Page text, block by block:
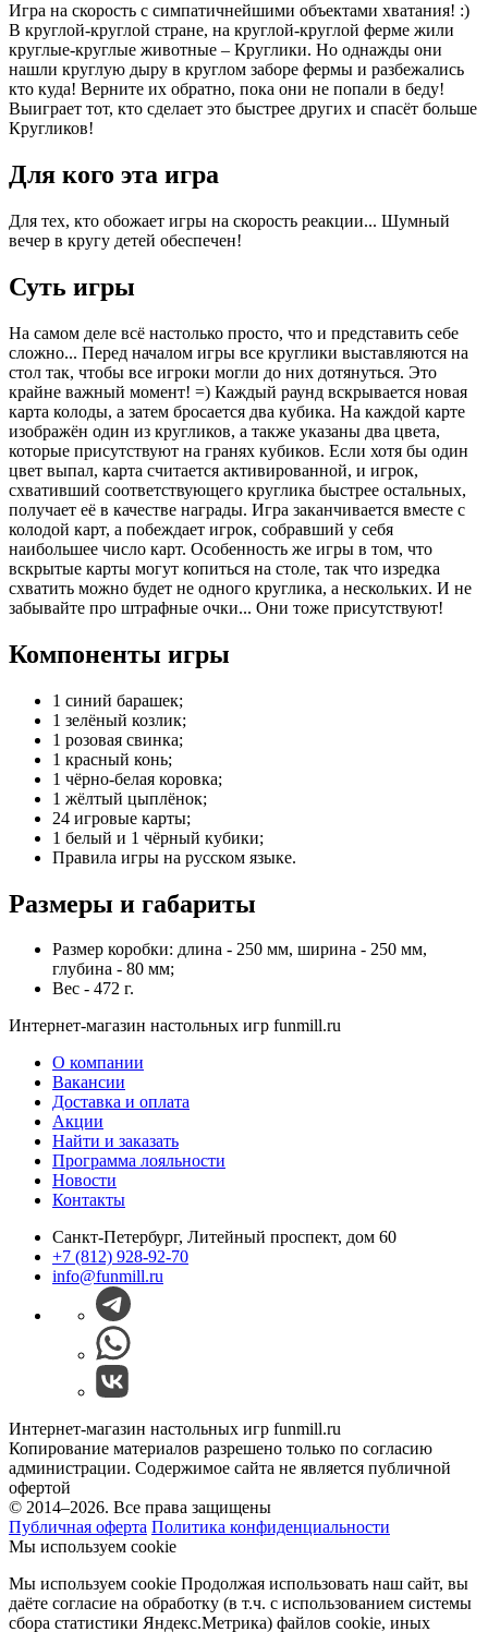
Игра на скорость с симпатичнейшими объектами хватания! :)
В круглой-круглой стране, на круглой-круглой ферме жили
круглые-круглые животные – Круглики. Но однажды они
нашли круглую дыру в круглом заборе фермы и разбежались
кто куда! Верните их обратно, пока они не попали в беду!
Выиграет тот, кто сделает это быстрее других и спасёт больше
Кругликов!
Для кого эта игра
Для тех, кто обожает игры на скорость реакции... Шумный
вечер в кругу детей обеспечен!
Суть игры
На самом деле всё настолько просто, что и представить себе
сложно... Перед началом игры все круглики выставляются на
стол так, чтобы все игроки могли до них дотянуться. Это
крайне важный момент! =) Каждый раунд вскрывается новая
карта колоды, а затем бросается два кубика. На каждой карте
изображён один из кругликов, а также указаны два цвета,
которые присутствуют на гранях кубиков. Если хотя бы один
цвет выпал, карта считается активированной, и игрок,
схвативший соответствующего круглика быстрее остальных,
получает её в качестве награды. Игра заканчивается вместе с
колодой карт, а побеждает игрок, собравший у себя
наибольшее число карт. Особенность же игры в том, что
вскрытые карты могут копиться на столе, так что изредка
схватить можно будет не одного круглика, а нескольких. И не
забывайте про штрафные очки... Они тоже присутствуют!
Компоненты игры
1 синий барашек;
1 зелёный козлик;
1 розовая свинка;
1 красный конь;
1 чёрно-белая коровка;
1 жёлтый цыплёнок;
24 игровые карты;
1 белый и 1 чёрный кубики;
Правила игры на русском языке.
Размеры и габариты
Размер коробки: длина - 250 мм, ширина - 250 мм,
глубина - 80 мм;
Вес - 472 г.
Интернет-магазин настольных игр funmill.ru
О компании
Вакансии
Доставка и оплата
Акции
Найти и заказать
Программа лояльности
Новости
Контакты
Санкт-Петербург, Литейный проспект, дом 60
+7 (812) 928-92-70
info@funmill.ru
Интернет-магазин настольных игр funmill.ru
Копирование материалов разрешено только по согласию
администрации. Содержимое сайта не является публичной
офертой
© 2014–2026. Все права защищены
Публичная оферта Политика конфиденциальности
Мы используем cookie
Мы используем cookie Продолжая использовать наш cайт, вы
даёте согласие на обработку (в т.ч. с использованием системы
сбора статистики Яндекс.Метрика) файлов cookie, иных